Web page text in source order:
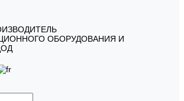
ОБОРУДОВАНИЯ И